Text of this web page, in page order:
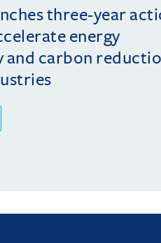
three-year
energy
and carbon